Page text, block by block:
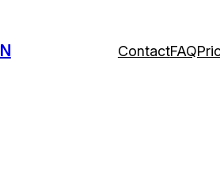
ContactFAQ